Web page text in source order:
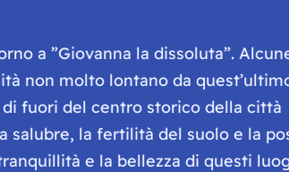
a ”Giovanna la dissoluta”.
non molto lontano da
di fuori del centro storico della città
la fertilità del suolo e la
e la bellezza di questi